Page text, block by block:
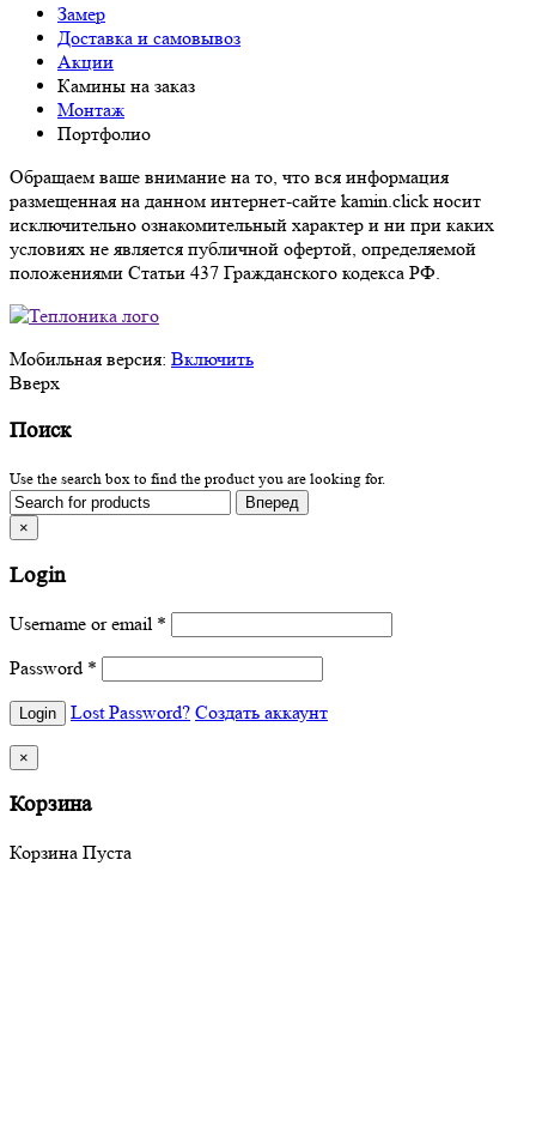
Замер
Доставка и самовывоз
Акции
Камины на заказ
Монтаж
Портфолио
Обращаем ваше внимание на то, что вся информация
размещенная на данном интернет-сайте kamin.click носит
исключительно ознакомительный характер и ни при каких
условиях не является публичной офертой, определяемой
положениями Статьи 437 Гражданского кодекса РФ.
Мобильная версия: Включить
Вверх
Поиск
Use the search box to find the product you are looking for.
×
Login
Username or email *
Password *
Lost Password? Создать аккаунт
×
Корзина
Корзина Пуста